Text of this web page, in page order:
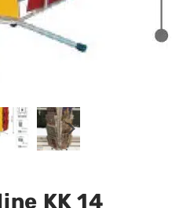
KK 14